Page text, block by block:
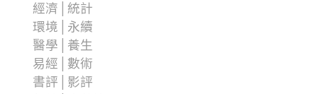
經濟│統計
環境│永續
醫學│養生
易經│數術
書評│影評